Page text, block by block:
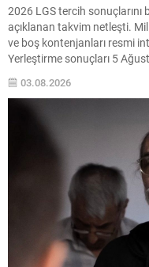
2026 LGS tercih
açıklanan takvim netleşti.
ve boş kontenjanları resmi
Yerleştirme sonuçları 5
durumunda öncelik
Puanı...
03.08.2026